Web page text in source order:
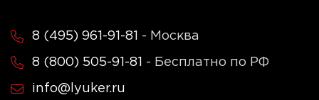
8 (495) 961-91-81 - Москва
8 (800) 505-91-81 - Бесплатно по РФ
info@lyuker.ru